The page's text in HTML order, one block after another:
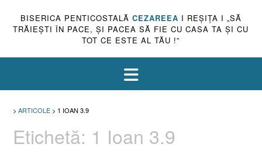
BISERICA PENTICOSTALĂ CEZAREEA I REŞIŢA I „SĂ
TRĂIEŞTI ÎN PACE, ŞI PACEA SĂ FIE CU CASA TA ŞI CU
TOT CE ESTE AL TĂU !”
> ARTICOLE > 1 IOAN 3.9
Etichetă: 1 Ioan 3.9